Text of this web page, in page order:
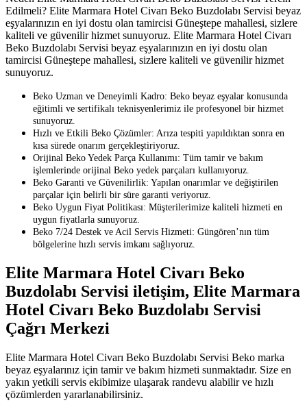
Edilmeli? Elite Marmara Hotel Civarı Beko Buzdolabı Servisi beyaz
eşyalarınızın en iyi dostu olan tamircisi Güneştepe mahallesi, sizlere
kaliteli ve güvenilir hizmet sunuyoruz. Elite Marmara Hotel Civarı
Beko Buzdolabı Servisi beyaz eşyalarınızın en iyi dostu olan
tamircisi Güneştepe mahallesi, sizlere kaliteli ve güvenilir hizmet
sunuyoruz.
Beko Uzman ve Deneyimli Kadro: Beko beyaz eşyalar konusunda
eğitimli ve sertifikalı teknisyenlerimiz ile profesyonel bir hizmet
sunuyoruz.
Hızlı ve Etkili Beko Çözümler: Arıza tespiti yapıldıktan sonra en
kısa sürede onarım gerçekleştiriyoruz.
Orijinal Beko Yedek Parça Kullanımı: Tüm tamir ve bakım
işlemlerinde orijinal Beko yedek parçaları kullanıyoruz.
Beko Garanti ve Güvenilirlik: Yapılan onarımlar ve değiştirilen
parçalar için belirli bir süre garanti veriyoruz.
Beko Uygun Fiyat Politikası: Müşterilerimize kaliteli hizmeti en
uygun fiyatlarla sunuyoruz.
Beko 7/24 Destek ve Acil Servis Hizmeti: Güngören’nın tüm
bölgelerine hızlı servis imkanı sağlıyoruz.
Elite Marmara Hotel Civarı Beko
Buzdolabı Servisi iletişim, Elite Marmara
Hotel Civarı Beko Buzdolabı Servisi
Çağrı Merkezi
Elite Marmara Hotel Civarı Beko Buzdolabı Servisi Beko marka
beyaz eşyalarınız için tamir ve bakım hizmeti sunmaktadır. Size en
yakın yetkili servis ekibimize ulaşarak randevu alabilir ve hızlı
çözümlerden yararlanabilirsiniz.